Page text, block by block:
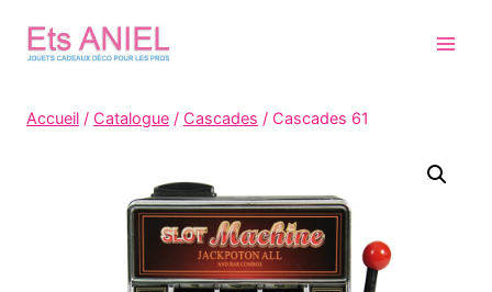
Accueil / Catalogue / Cascades / Cascades 61